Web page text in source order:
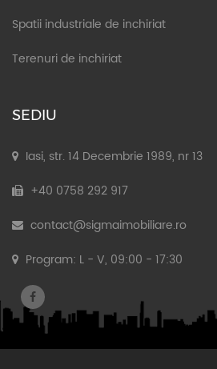
Spatii industriale de inchiriat
Terenuri de inchiriat
SEDIU
Iasi, str. 14 Decembrie 1989, nr 13
+40 0758 292 917
contact@sigmaimobiliare.ro
Program: L - V, 09:00 - 17:30